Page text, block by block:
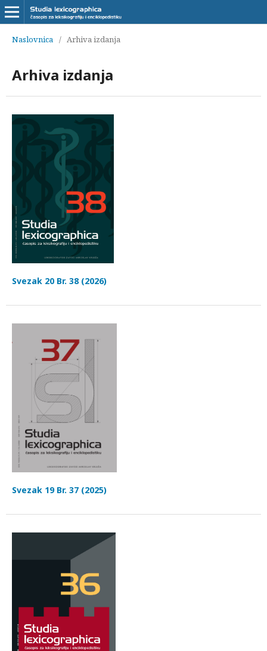
Naslovnica / Arhiva izdanja
Arhiva izdanja
Svezak 20 Br. 38 (2026)
Svezak 19 Br. 37 (2025)